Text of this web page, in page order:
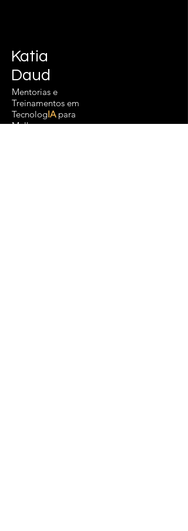
Katia
Daud
Mentorias e
Treinamentos em
TecnologIApara
Mulheres em